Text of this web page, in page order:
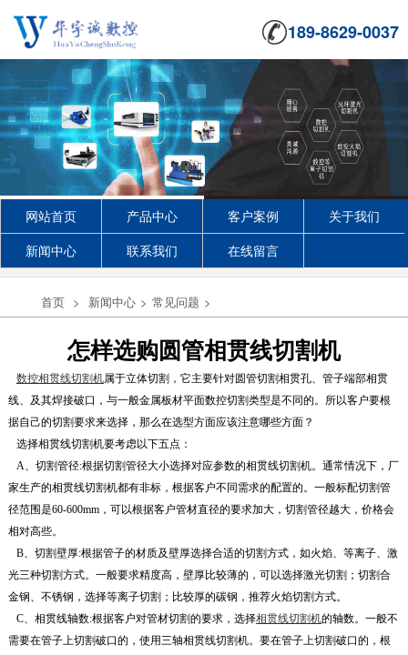
189-8629-0037
网站首页 产品中心 客户案例
关于我们
新闻中心
联系我们 在线留言
首页 > 新闻中心 > 常见问题 >
怎样选购圆管相贯线切割机
数控相贯线切割机属于立体切割，它主要针对圆管切割相贯孔、管子端部相贯
线、及其焊接破口，与一般金属板材平面数控切割类型是不同的。所以客户要根
据自己的切割要求来选择，那么在选型方面应该注意哪些方面？
选择相贯线切割机要考虑以下五点：
A、切割管径:根据切割管径大小选择对应参数的相贯线切割机。通常情况下，厂
家生产的相贯线切割机都有非标，根据客户不同需求的配置的。一般标配切割管
径范围是60-600mm，可以根据客户管材直径的要求加大，切割管径越大，价格会
相对高些。
B、切割壁厚:根据管子的材质及壁厚选择合适的切割方式，如火焰、等离子、激
光三种切割方式。一般要求精度高，壁厚比较薄的，可以选择激光切割；切割合
金钢、不锈钢，选择等离子切割；比较厚的碳钢，推荐火焰切割方式。
C、相贯线轴数:根据客户对管材切割的要求，选择相贯线切割机的轴数。一般不
需要在管子上切割破口的，使用三轴相贯线切割机。要在管子上切割破口的，根